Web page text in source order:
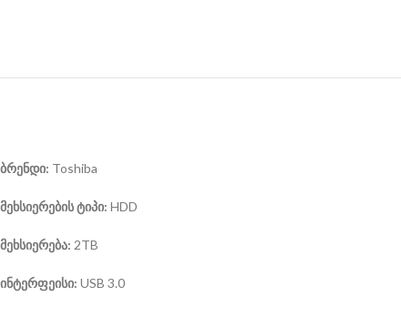
ბრენდი: Toshiba
მეხსიერების ტიპი: HDD
მეხსიერება: 2TB
ინტერფეისი: USB 3.0